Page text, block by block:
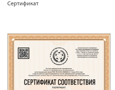
Сертификат